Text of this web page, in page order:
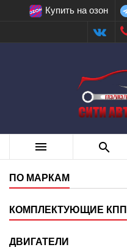
Купить на озон
 
ПО МАРКАМ
КОМПЛЕКТУЮЩИЕ КПП
ДВИГАТЕЛИ